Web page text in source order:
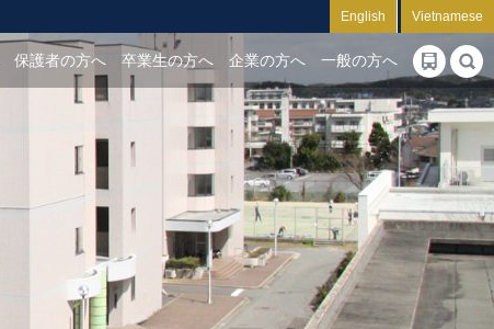
English Vietnamese
保護者の方へ 卒業生の方へ 企業の方へ 一般の方へ